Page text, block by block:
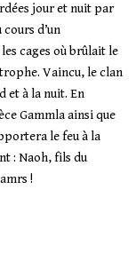
jour et nuit par
d’un
cages où brûlait le
Vaincu, le clan
et à la nuit. En
Gammla ainsi que
le feu à la
: Naoh, fils du
!